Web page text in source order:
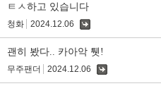
ㅌㅅ하고 있습니다
청화 2024.12.06
괜히 봤다.. 카아악 퉷!
무주팬더 2024.12.06